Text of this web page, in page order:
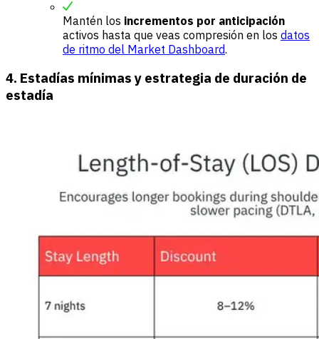
Mantén los incrementos por anticipación
activos hasta que veas compresión en los datos
de ritmo del Market Dashboard.
4. Estadías mínimas y estrategia de duración de
estadía